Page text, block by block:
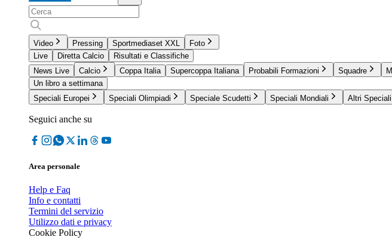
Video Pressing Sportmediaset XXL
Foto
Live
Diretta Calcio
Risultati e Classifiche
News Live
Calcio Coppa Italia Supercoppa Italiana Probabili Formazioni Squadre
Un libro a settimana
Speciali Europei
Speciali Olimpiadi Speciale Scudetti Speciali Mondiali Altri Speciali
Seguici anche su
Area personale
Help e Faq
Info e contatti
Termini del servizio
Utilizzo dati e privacy
Cookie Policy